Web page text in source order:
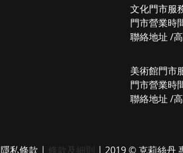
文化門市服
門市營業時
聯絡地址 /
美術館門市
門市營業時
聯絡地址 /
隱私條款 | 條款及細則 | 2019 © 克莉絲丹